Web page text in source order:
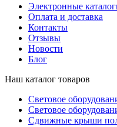
Электронные
Оплата и доставка
Контакты
Отзывы
Новости
Блог
Наш каталог товаров
Световое
Световое
Сдвижные крыши